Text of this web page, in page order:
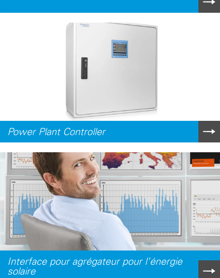
Power Plant Controller
Interface pour agrégateur pour l’énergie
solaire